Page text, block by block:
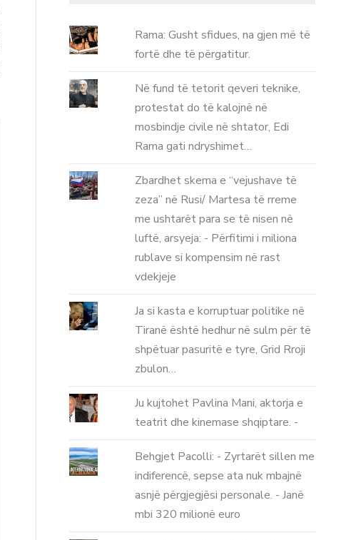
Rama: Gusht sfidues, na gjen më të
fortë dhe të përgatitur.
Në fund të tetorit qeveri teknike,
protestat do të kalojnë në
mosbindje civile në shtator, Edi
Rama gati ndryshimet…
Zbardhet skema e “vejushave të
zeza” në Rusi/ Martesa të rreme
me ushtarët para se të nisen në
luftë, arsyeja: - Përfitimi i miliona
rublave si kompensim në rast
vdekjeje
Ja si kasta e korruptuar politike në
Tiranë është hedhur në sulm për të
shpëtuar pasuritë e tyre, Grid Rroji
zbulon…
Ju kujtohet Pavlina Mani, aktorja e
teatrit dhe kinemase shqiptare. -
Behgjet Pacolli: - Zyrtarët sillen me
indiferencë, sepse ata nuk mbajnë
asnjë përgjegjësi personale. - Janë
mbi 320 milionë euro